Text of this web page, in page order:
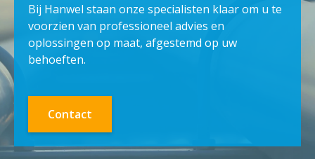
Bij Hanwel staan onze specialisten klaar om u te
voorzien van professioneel advies en
oplossingen op maat, afgestemd op uw
behoeften.
Contact